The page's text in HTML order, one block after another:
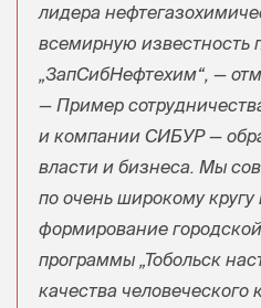
лидера
всемирную известность
„ЗапСибНефтехим“, —
— Пример
и компании СИБУР —
власти и бизнеса. Мы
по очень широкому кругу
формирование
программы „Тобольск
качества человеческого